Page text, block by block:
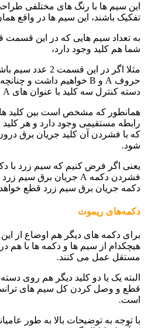
این سیم ها با رنگ های مختلفی
تفکیک باشند، این سیم ها در واقع
به تعداد سیم هایی که در این قسمت
شما هم کلید وجود دارد،
مثلا اگر در این
حروف A و B خواهیم داشت و
دسته کنترل سه کلید با عنوان های A
همانطور که مشخص است بین کلید
رابطه مستقیمی وجود دارد و هر
که با فشردن آن کلید جریان برق
شود.
یعنی اگر فرض کنیم که سیم زرد با
فشردن دکمه A جریان برق سیم
دکمه جریان برق سیم زرد قطع
دکمه‌های ریموت
برای دکمه های دیگر هم اوضاع از این
هیچکدام از سیم ها و دکمه ها با هم
مستقل عمل می کنند.
البته یک یا دو کلید دیگر هم روی
قطع و وصل کردن کل سیم های
است.
با توجه به توضیحات بالا به طور